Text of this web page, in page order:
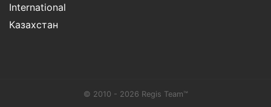
International
Казахстан
© 2010 - 2026 Regis Team™